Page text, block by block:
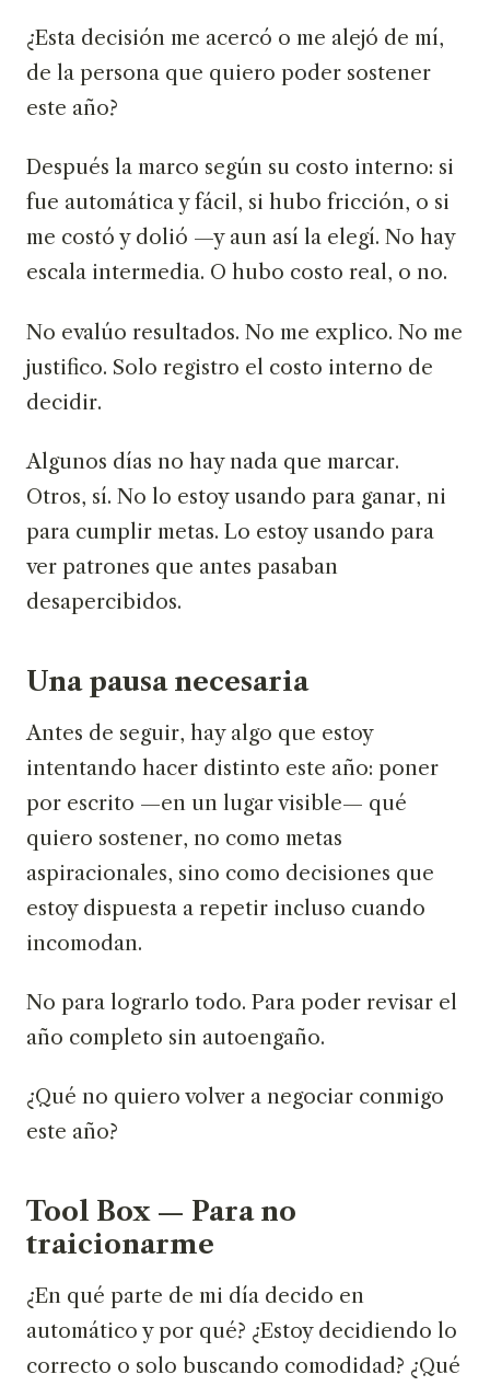
¿Esta decisión me acercó o me alejó de mí,
de la persona que quiero poder sostener
este año?
Después la marco según su costo interno: si
fue automática y fácil, si hubo fricción, o si
me costó y dolió —y aun así la elegí. No hay
escala intermedia. O hubo costo real, o no.
No evalúo resultados. No me explico. No me
justifico. Solo registro el costo interno de
decidir.
Algunos días no hay nada que marcar.
Otros, sí. No lo estoy usando para ganar, ni
para cumplir metas. Lo estoy usando para
ver patrones que antes pasaban
desapercibidos.
Una pausa necesaria
Antes de seguir, hay algo que estoy
intentando hacer distinto este año: poner
por escrito —en un lugar visible— qué
quiero sostener, no como metas
aspiracionales, sino como decisiones que
estoy dispuesta a repetir incluso cuando
incomodan.
No para lograrlo todo. Para poder revisar el
año completo sin autoengaño.
¿Qué no quiero volver a negociar conmigo
este año?
Tool Box — Para no
traicionarme
¿En qué parte de mi día decido en
automático y por qué? ¿Estoy decidiendo lo
correcto o solo buscando comodidad? ¿Qué